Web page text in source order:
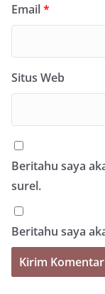
Email*
Situs Web
Beritahu saya
surel.
Beritahu saya